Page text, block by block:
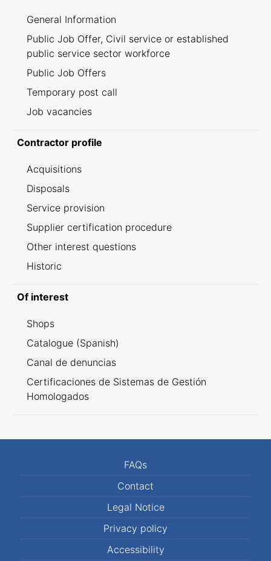
General Information
Public Job Offer, Civil service or established
public service sector workforce
Public Job Offers
Temporary post call
Job vacancies
Contractor profile
Acquisitions
Disposals
Service provision
Supplier certification procedure
Other interest questions
Historic
Of interest
Shops
Catalogue (Spanish)
Canal de denuncias
Certificaciones de Sistemas de Gestión
Homologados
FAQs
Contact
Legal Notice
Privacy policy
Accessibility